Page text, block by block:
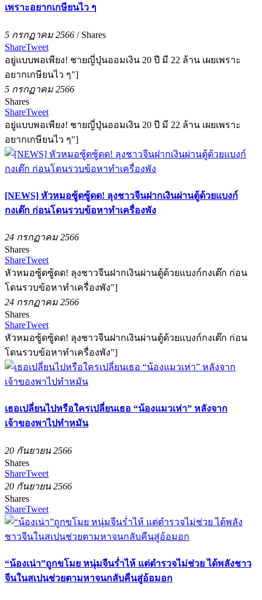
เพราะอยากเกษียนไว ๆ
5 กรกฏาคม 2566 / Shares
ShareTweet
อยู่แบบพอเพียง! ชายญี่ปุ่นออมเงิน 20 ปี มี 22 ล้าน เผยเพราะ
อยากเกษียนไว ๆ"]
5 กรกฏาคม 2566
Shares
ShareTweet
อยู่แบบพอเพียง! ชายญี่ปุ่นออมเงิน 20 ปี มี 22 ล้าน เผยเพราะ
อยากเกษียนไว ๆ"]
[NEWS] หัวหมอซู้ดซู้ดด! ลุงชาวจีนฝากเงินผ่านตู้ด้วยแบงก์
กงเต๊ก ก่อนโดนรวบข้อหาทำเครื่องพัง
24 กรกฏาคม 2566
Shares
ShareTweet
หัวหมอซู้ดซู้ดด! ลุงชาวจีนฝากเงินผ่านตู้ด้วยแบงก์กงเต๊ก ก่อน
โดนรวบข้อหาทำเครื่องพัง"]
24 กรกฏาคม 2566
Shares
ShareTweet
หัวหมอซู้ดซู้ดด! ลุงชาวจีนฝากเงินผ่านตู้ด้วยแบงก์กงเต๊ก ก่อน
โดนรวบข้อหาทำเครื่องพัง"]
เธอเปลี่ยนไปหรือใครเปลี่ยนเธอ “น้องแมวเห่า” หลังจาก
เจ้าของพาไปทำหมัน
20 กันยายน 2566
Shares
ShareTweet
20 กันยายน 2566
Shares
ShareTweet
“น้องเน่า”ถูกขโมย หนุ่มจีนร่ำไห้ แต่ตำรวจไม่ช่วย ได้พลังชาว
จีนในสเปนช่วยตามหาจนกลับคืนสู่อ้อมอก